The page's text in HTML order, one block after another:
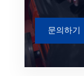
문의하기